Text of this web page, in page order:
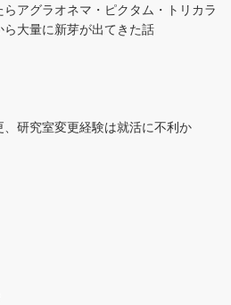
らアグラオネマ・ピクタム・トリカラ
ら大量に新芽が出てきた話
、研究室変更経験は就活に不利か